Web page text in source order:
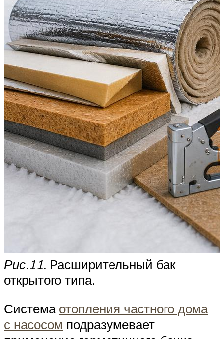
Рис.11. Расширительный бак
открытого типа.
Система отопления частного дома
с насосом подразумевает